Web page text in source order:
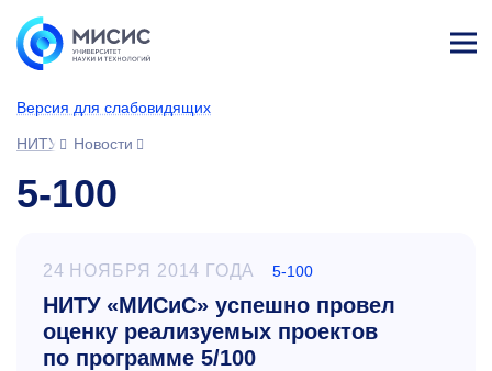
Версия для слабовидящих
НИТУ МИСИС
Новости
5-100
24 НОЯБРЯ 2014 ГОДА 5-100
НИТУ «МИСиС» успешно провел
оценку реализуемых проектов
по программе 5/100